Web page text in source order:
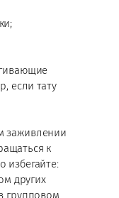
если тату
заживлении
к
избегайте:
других
групповом